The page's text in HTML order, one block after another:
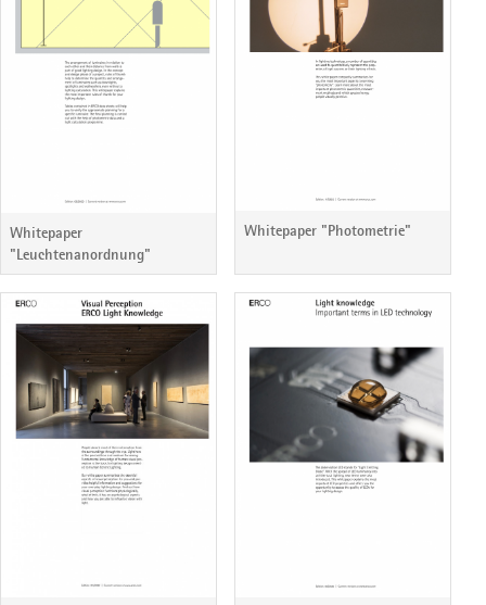
Whitepaper
"Leuchtenanordnung"
Whitepaper "Photometrie"